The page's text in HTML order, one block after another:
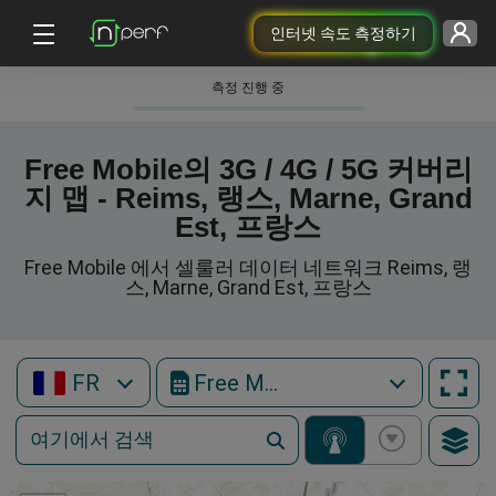
인터넷 속도 측정하기
측정 진행 중
Free Mobile의 3G / 4G / 5G 커버리
지 맵 - Reims, 랭스, Marne, Grand
Est, 프랑스
Free Mobile 에서 셀룰러 데이터 네트워크 Reims, 랭
스, Marne, Grand Est, 프랑스
FR Free Mobile